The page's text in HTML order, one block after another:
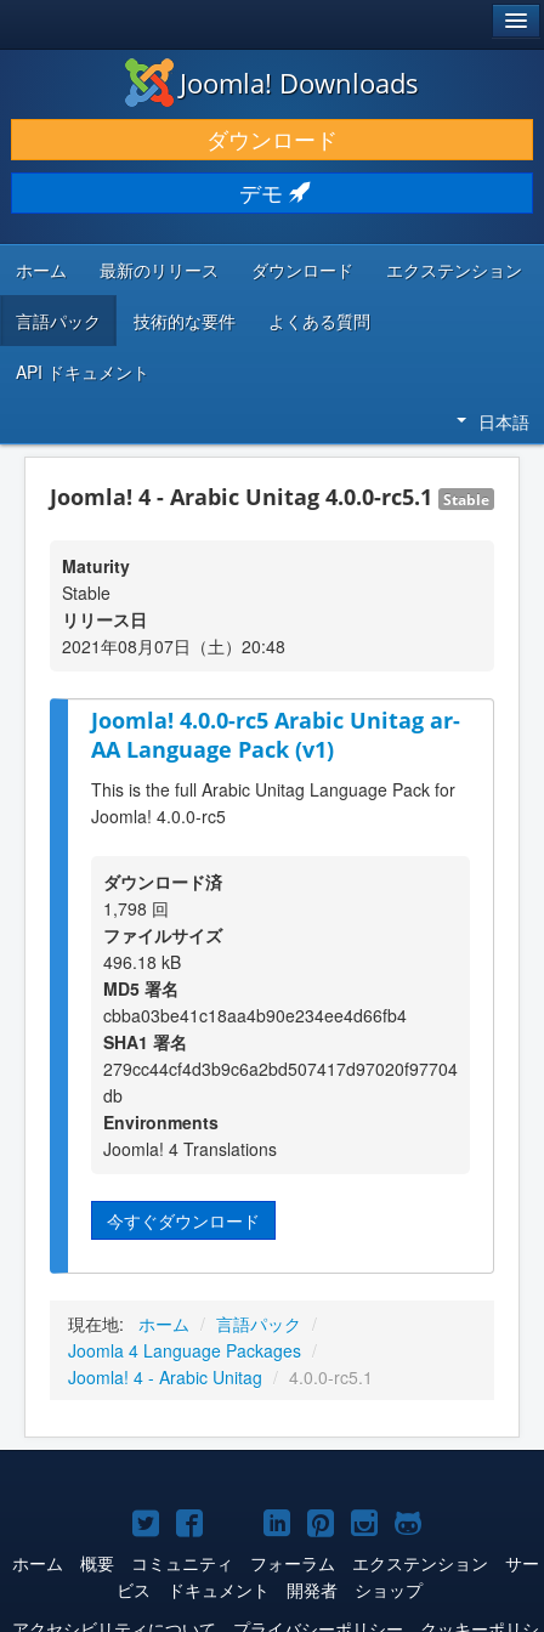
ダウンロードと機能拡張
発見と学び
コミュニティとサポート
開発者向けリソース
Joomla! Downloads
ダウンロード
デモ
ホーム 最新のリリース ダウンロード エクステンション
言語パック 技術的な要件 よくある質問
API ドキュメント
日本語
Joomla! 4 - Arabic Unitag 4.0.0-rc5.1 Stable
Maturity
Stable
リリース日
2021年08月07日（土）20:48
Joomla! 4.0.0-rc5 Arabic Unitag ar-
AA Language Pack (v1)
This is the full Arabic Unitag Language Pack for
Joomla! 4.0.0-rc5
ダウンロード済
1,798 回
ファイルサイズ
496.18 kB
MD5 署名
cbba03be41c18aa4b90e234ee4d66fb4
SHA1 署名
279cc44cf4d3b9c6a2bd507417d97020f97704
db
Environments
Joomla! 4 Translations
今すぐダウンロード
現在地: ホーム / 言語パック /
Joomla 4 Language Packages /
Joomla! 4 - Arabic Unitag / 4.0.0-rc5.1
Joomla!
Twitter
Joomla!
Facebook
Joomla!
YouTube
Joomla!
LinkedIn
Joomla!
Pinterest
Joomla!
Instagram
Joomla!
GitHub
ホーム 概要 コミュニティ フォーラム エクステンション
サー
ビス
ドキュメント 開発者
ショップ